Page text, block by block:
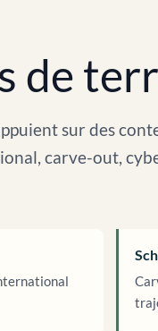
de
sur des
carve-out,